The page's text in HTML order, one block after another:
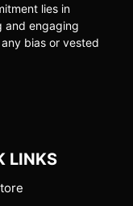
lies in
and engaging
bias or vested
LINKS